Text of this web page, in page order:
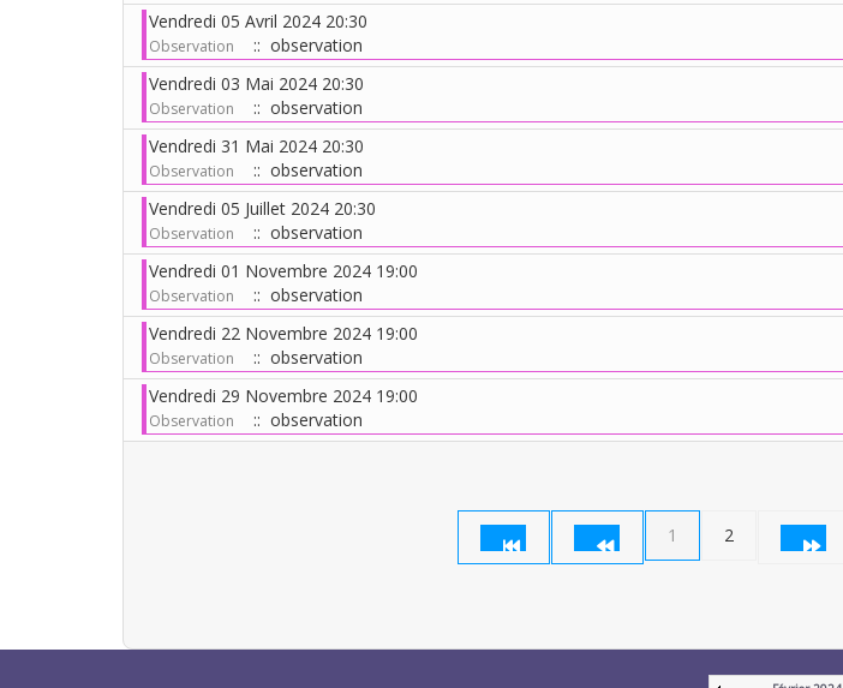
Vendredi 05 Avril 2024 20:30
Observation
:: observation
Vendredi 03 Mai 2024 20:30
Observation
:: observation
Vendredi 31 Mai 2024 20:30
Observation
:: observation
Vendredi 05 Juillet 2024 20:30
Observation
:: observation
Vendredi 01 Novembre 2024 19:00
Observation
:: observation
Vendredi 22 Novembre 2024 19:00
Observation
:: observation
Vendredi 29 Novembre 2024 19:00
Observation :: observation
1 2